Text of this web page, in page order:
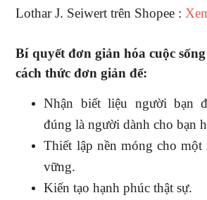
Lothar J. Seiwert trên Shopee :
Bí quyết đơn giản hóa cuộc
cách thức đơn giản để:
Nhận biết liệu người bạn
đúng là người dành cho bạn
Thiết lập nền móng cho một
vững.
Kiến tạo hạnh phúc thật sự.